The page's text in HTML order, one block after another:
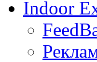
Indoor